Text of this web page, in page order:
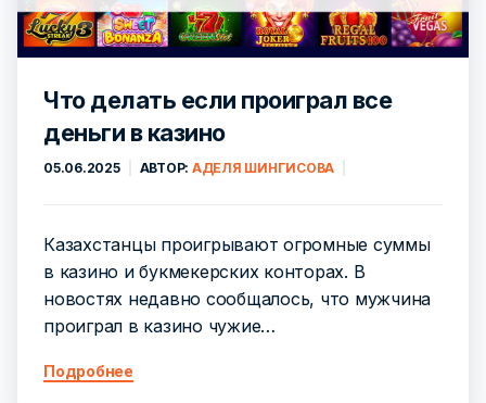
Что делать если проиграл все
деньги в казино
05.06.2025 АВТОР: АДЕЛЯ ШИНГИСОВА
Казахстанцы проигрывают огромные суммы
в казино и букмекерских конторах. В
новостях недавно сообщалось, что мужчина
проиграл в казино чужие…
Подробнее